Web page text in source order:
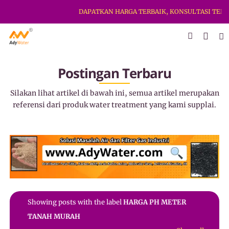
DAPATKAN HARGA TERBAIK, KONSULTASI
Postingan Terbaru
Silakan lihat artikel di bawah ini, semua artikel merupakan
referensi dari produk water treatment yang kami supplai.
Showing posts with the labelHARGA PH METER
TANAH MURAH